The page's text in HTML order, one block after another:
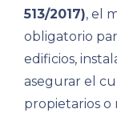
513/2017), el
obligatorio
edificios,
asegurar el
propietarios o